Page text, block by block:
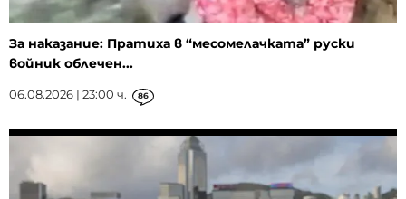
За наказание: Пратиха в “месомелачката” руски
войник облечен...
06.08.2026 | 23:00 ч. 86